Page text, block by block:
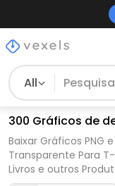
All
300 Gráficos de
Baixar Gráficos PNG
Transparente Para
Livros e outros